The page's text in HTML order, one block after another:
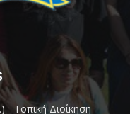
- Τοπική Διοίκηση